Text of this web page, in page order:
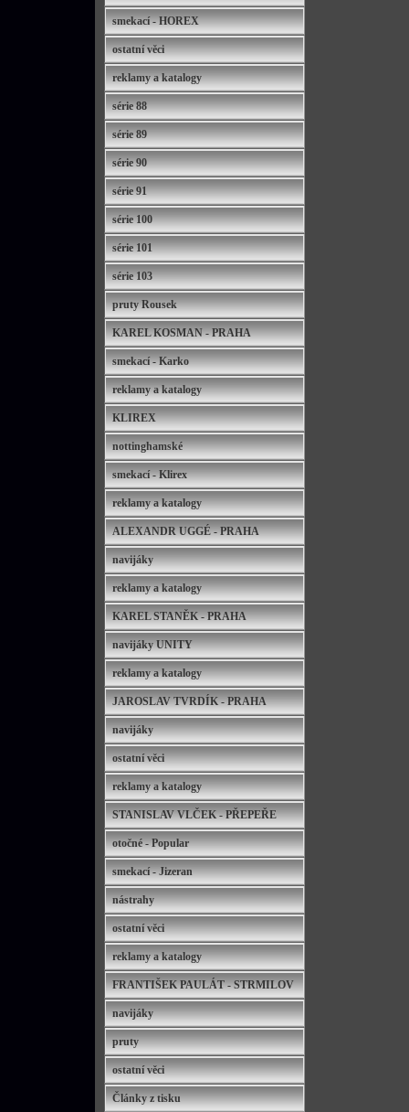
smekací - HOREX
ostatní věci
reklamy a katalogy
série 88
série 89
série 90
série 91
série 100
série 101
série 103
pruty Rousek
KAREL KOSMAN - PRAHA
smekací - Karko
reklamy a katalogy
KLIREX
nottinghamské
smekací - Klirex
reklamy a katalogy
ALEXANDR UGGÉ - PRAHA
navijáky
reklamy a katalogy
KAREL STANĚK - PRAHA
navijáky UNITY
reklamy a katalogy
JAROSLAV TVRDÍK - PRAHA
navijáky
ostatní věci
reklamy a katalogy
STANISLAV VLČEK - PŘEPEŘE
otočné - Popular
smekací - Jizeran
nástrahy
ostatní věci
reklamy a katalogy
FRANTIŠEK PAULÁT - STRMILOV
navijáky
pruty
ostatní věci
Články z tisku